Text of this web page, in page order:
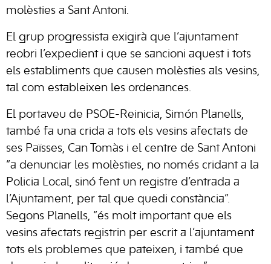
molèsties a Sant Antoni.
El grup progressista exigirà que l’ajuntament
reobri l’expedient i que se sancioni aquest i tots
els establiments que causen molèsties als vesins,
tal com estableixen les ordenances.
El portaveu de PSOE-Reinicia, Simón Planells,
també fa una crida a tots els vesins afectats de
ses Païsses, Can Tomàs i el centre de Sant Antoni
“a denunciar les molèsties, no només cridant a la
Policia Local, sinó fent un registre d’entrada a
l’Ajuntament, per tal que quedi constància”.
Segons Planells, “és molt important que els
vesins afectats registrin per escrit a l’ajuntament
tots els problemes que pateixen, i també que